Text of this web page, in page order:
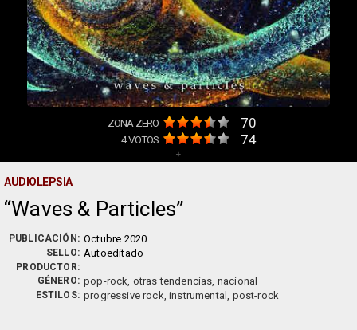
ZONA-ZERO 70
4VOTOS 74
+
AUDIOLEPSIA
Waves & Particles
PUBLICACIÓN: Octubre 2020
SELLO: Autoeditado
PRODUCTOR:
GÉNERO: pop-rock, otras tendencias, nacional
ESTILOS: progressive rock, instrumental, post-rock